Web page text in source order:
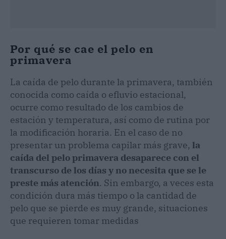
Por qué se cae el pelo en
primavera
La caída de pelo durante la primavera, también
conocida como caída o efluvio estacional,
ocurre como resultado de los cambios de
estación y temperatura, así como de rutina por
la modificación horaria. En el caso de no
presentar un problema capilar más grave, la
caída del pelo primavera desaparece con el
transcurso de los días y no necesita que se le
preste más atención. Sin embargo, a veces esta
condición dura más tiempo o la cantidad de
pelo que se pierde es muy grande, situaciones
que requieren tomar medidas